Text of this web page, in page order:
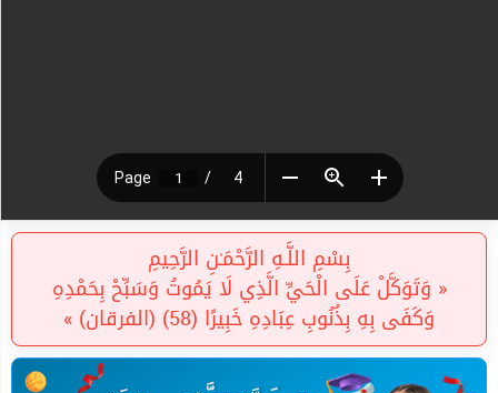
بِسْمِ اللَّـهِ الرَّحْمَـٰنِ الرَّحِيمِ
« وَتَوَكَّلْ عَلَى الْحَيِّ الَّذِي لَا يَمُوتُ وَسَبِّحْ بِحَمْدِهِ
وَكَفَى بِهِ بِذُنُوبِ عِبَادِهِ خَبِيرًا (58) (الفرقان) »